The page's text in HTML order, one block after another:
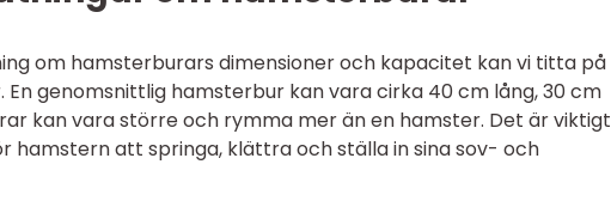
om hamsterburars dimensioner och kapacitet kan vi titta på
genomsnittlig hamsterbur kan vara cirka 40 cm lång, 30 cm
kan vara större och rymma mer än en hamster. Det är viktigt
hamstern att springa, klättra och ställa in sina sov- och